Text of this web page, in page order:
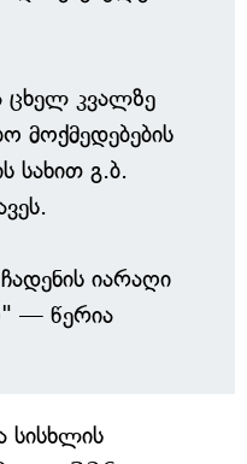
ცხელ კვალზე
მოქმედებების
სახით გ.ბ.
იარაღი
— წერია
სისხლის